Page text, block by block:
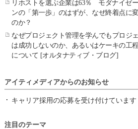
リホストを選ぶ企業は63％ モダナイゼ
ンの「第一歩」のはずが、なぜ終着点に
のか？
なぜプロジェクト管理を学んでもプロジ
は成功しないのか、あるいはケーキの工
について [オルタナティブ・ブログ]
アイティメディアからのお知らせ
キャリア採用の応募を受け付けています
注目のテーマ